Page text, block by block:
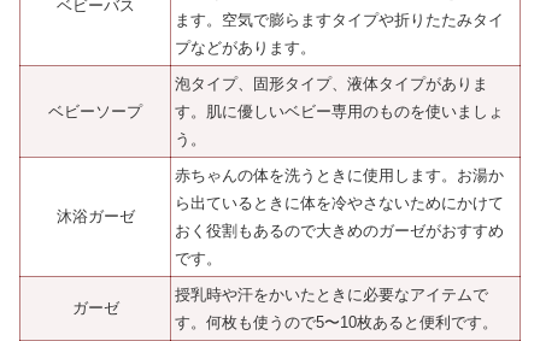
ベビーバス
ます。空気で膨らますタイプや折りたたみタイ
プなどがあります。
ベビーソープ
泡タイプ、固形タイプ、液体タイプがありま
す。肌に優しいベビー専用のものを使いましょ
う。
沐浴ガーゼ
赤ちゃんの体を洗うときに使用します。お湯か
ら出ているときに体を冷やさないためにかけて
おく役割もあるので大きめのガーゼがおすすめ
です。
ガーゼ
授乳時や汗をかいたときに必要なアイテムで
す。何枚も使うので5〜10枚あると便利です。